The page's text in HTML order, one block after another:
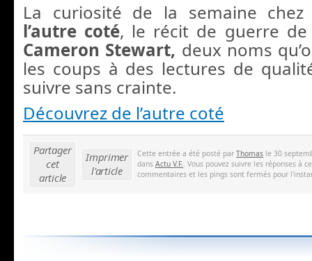
La curiosité de la semaine
l’autre coté, le récit de guerre
Cameron Stewart, deux noms
les coups à des lectures de
suivre sans crainte.
Découvrez de l’autre coté
Partager
cet
article
Imprimer
l'article
Cette entrée a été posté par Thomas le 30
dans Actu V.F.. Vous pouvez suivre les réponses à
commentaires et les pings sont fermés pour